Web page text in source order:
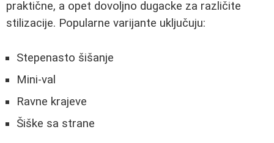
praktične, a opet dovoljno dugacke za različite
stilizacije. Popularne varijante uključuju:
Stepenasto šišanje
Mini-val
Ravne krajeve
Šiške sa strane